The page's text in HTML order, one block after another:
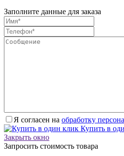
Заполните данные для заказа
Я согласен на обработку
Купить в
Закрыть окно
Запросить стоимость товара